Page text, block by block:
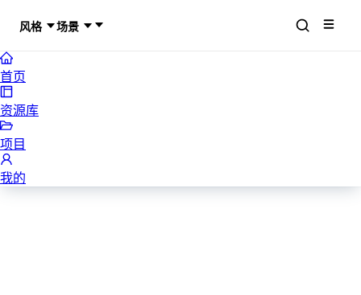
风格 场景
首页
资源库
项目
我的